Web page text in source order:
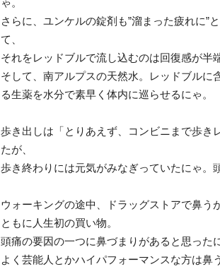
ゃ。
さらに、ユンケルの錠剤も”溜まった疲れに”
て、
それをレッドブルで流し込むのは回復感が半
そして、南アルプスの天然水。レッドブルに
る生薬を水分で素早く体内に巡らせるにゃ。
歩き出しは「とりあえず、コンビニまで歩き
たが、
歩き終わりには元気がみなぎっていたにゃ。
ウォーキングの途中、ドラッグストアで鼻う
ともに人生初の買い物。
頭痛の要因の一つに鼻づまりがあると思った
よく芸能人とかハイパフォーマンスな方は鼻